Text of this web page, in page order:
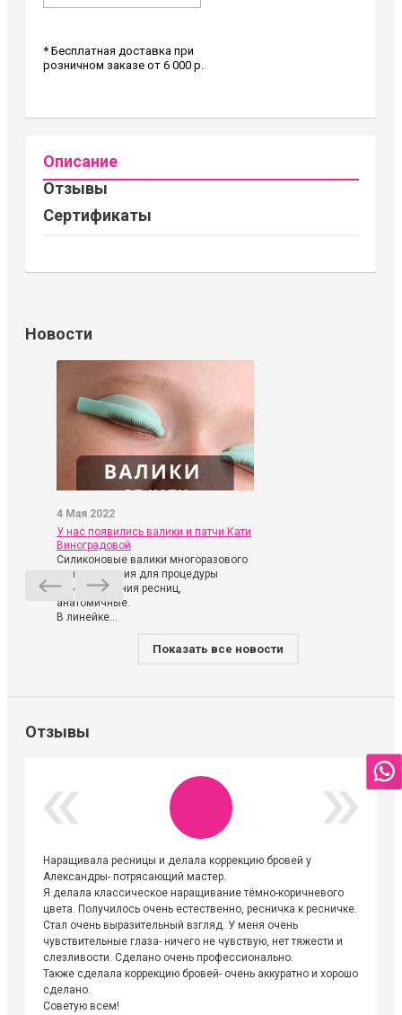
* Бесплатная доставка при
розничном заказе от 6 000 р.
Описание
Отзывы
Сертификаты
Новости
4 Мая 2022
У нас появились валики и патчи Кати
Виноградовой
Силиконовые валики многоразового
использования для процедуры
ламинирования ресниц,
анатомичные.
В линейке...
Показать все новости
Отзывы
Наращивала ресницы и делала коррекцию бровей у
Александры- потрясающий мастер.
Я делала классическое наращивание тёмно-коричневого
цвета. Получилось очень естественно, ресничка к ресничке.
Стал очень выразительный взгляд. У меня очень
чувствительные глаза- ничего не чувствую, нет тяжести и
слезливости. Сделано очень профессионально.
Также сделала коррекцию бровей- очень аккуратно и хорошо
сделано.
Советую всем!